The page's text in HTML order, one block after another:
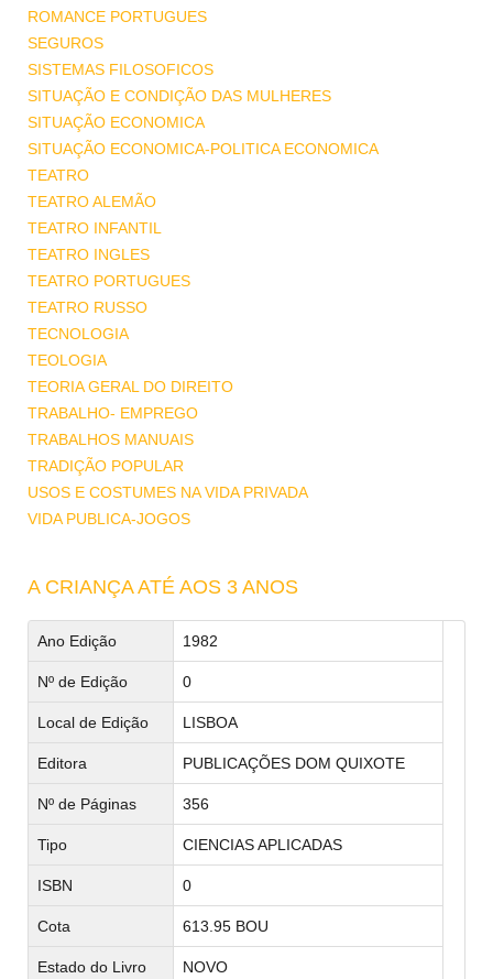
ROMANCE PORTUGUES
SEGUROS
SISTEMAS FILOSOFICOS
SITUAÇÃO E CONDIÇÃO DAS MULHERES
SITUAÇÃO ECONOMICA
SITUAÇÃO ECONOMICA-POLITICA ECONOMICA
TEATRO
TEATRO ALEMÃO
TEATRO INFANTIL
TEATRO INGLES
TEATRO PORTUGUES
TEATRO RUSSO
TECNOLOGIA
TEOLOGIA
TEORIA GERAL DO DIREITO
TRABALHO- EMPREGO
TRABALHOS MANUAIS
TRADIÇÃO POPULAR
USOS E COSTUMES NA VIDA PRIVADA
VIDA PUBLICA-JOGOS
A CRIANÇA ATÉ AOS 3 ANOS
Ano Edição 1982
Nº de Edição 0
Local de Edição LISBOA
Editora PUBLICAÇÕES DOM QUIXOTE
Nº de Páginas 356
Tipo CIENCIAS APLICADAS
ISBN 0
Cota 613.95 BOU
Estado do Livro NOVO